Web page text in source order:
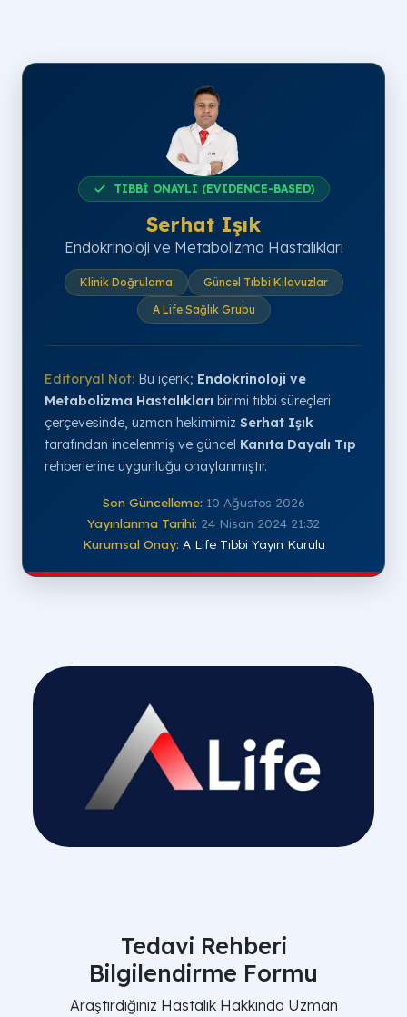
TIBBİ ONAYLI (EVIDENCE-BASED)
Serhat Işık
Endokrinoloji ve Metabolizma Hastalıkları
Klinik Doğrulama
Güncel Tıbbi Kılavuzlar
A Life Sağlık Grubu
Editoryal Not: Bu içerik; Endokrinoloji ve
Metabolizma Hastalıkları birimi tıbbi süreçleri
çerçevesinde, uzman hekimimiz Serhat Işık
tarafından incelenmiş ve güncel Kanıta Dayalı Tıp
rehberlerine uygunluğu onaylanmıştır.
Son Güncelleme: 10 Ağustos 2026
Yayınlanma Tarihi: 24 Nisan 2024 21:32
Kurumsal Onay: A Life Tıbbi Yayın Kurulu
Tedavi Rehberi
Bilgilendirme Formu
Araştırdığınız Hastalık Hakkında Uzman